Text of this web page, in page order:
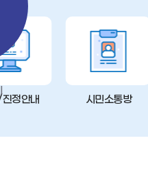
정안내 시민소통방